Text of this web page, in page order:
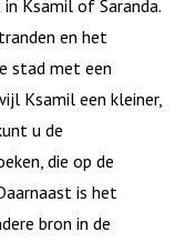
Ksamil of Saranda.
en het
stad met een
Ksamil een kleiner,
u de
die op de
is het
bron in de